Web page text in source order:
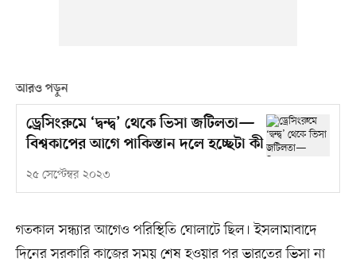
আরও পড়ুন
ড্রেসিংরুমে ‘দ্বন্দ্ব’ থেকে ভিসা জটিলতা—
বিশ্বকাপের আগে পাকিস্তান দলে হচ্ছেটা কী
২৫ সেপ্টেম্বর ২০২৩
গতকাল সন্ধ্যার আগেও পরিস্থিতি ঘোলাটে ছিল। ইসলামাবাদে
দিনের সরকারি কাজের সময় শেষ হওয়ার পর ভারতের ভিসা না